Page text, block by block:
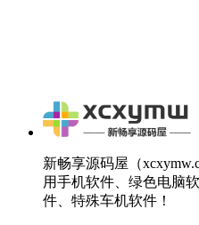
新畅享源码屋（
用手机软件、绿色电脑
件、特殊车机软件！